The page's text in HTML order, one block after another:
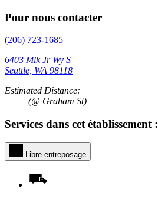
Pour nous contacter
(206) 723-1685
6403 Mlk Jr Wy S
Seattle, WA 98118
Estimated Distance:
(@ Graham St)
Services dans cet établissement :
Libre-entreposage